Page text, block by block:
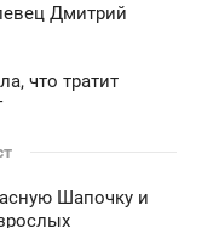
Дмитрий
что тратит
Шапочку и